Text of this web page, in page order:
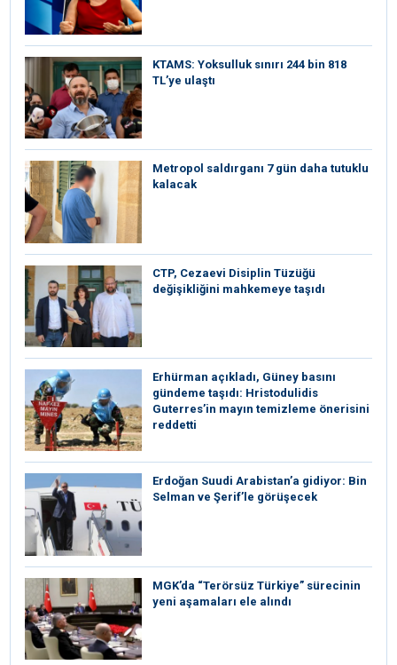
KTAMS: Yoksulluk sınırı 244 bin 818
TL’ye ulaştı
Metropol saldırganı 7 gün daha tutuklu
kalacak
CTP, Cezaevi Disiplin Tüzüğü
değişikliğini mahkemeye taşıdı
Erhürman açıkladı, Güney basını
gündeme taşıdı: Hristodulidis
Guterres’in mayın temizleme önerisini
reddetti
Erdoğan Suudi Arabistan’a gidiyor: Bin
Selman ve Şerif’le görüşecek
MGK’da “Terörsüz Türkiye” sürecinin
yeni aşamaları ele alındı